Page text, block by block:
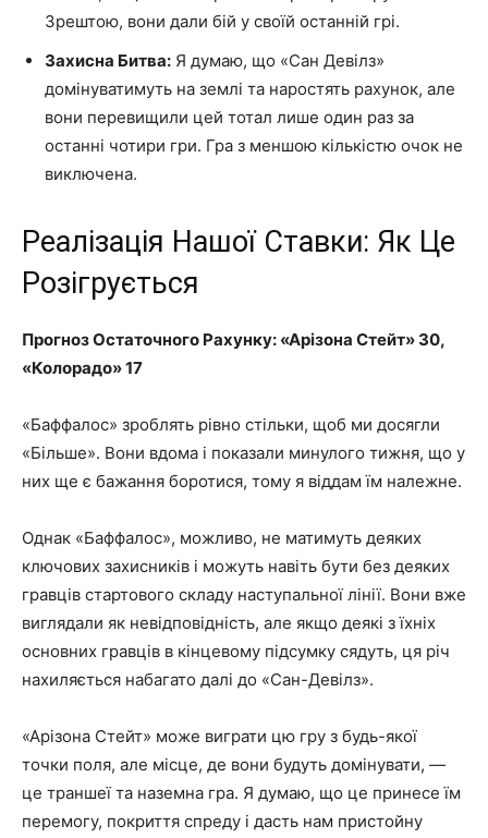
Зрештою, вони дали бій у своїй останній грі.
Захисна Битва: Я думаю, що «Сан Девілз»
домінуватимуть на землі та наростять рахунок, але
вони перевищили цей тотал лише один раз за
останні чотири гри. Гра з меншою кількістю очок не
виключена.
Реалізація Нашої Ставки: Як Це
Розігрується
Прогноз Остаточного Рахунку: «Арізона Стейт» 30,
«Колорадо» 17
«Баффалос» зроблять рівно стільки, щоб ми досягли
«Більше». Вони вдома і показали минулого тижня, що у
них ще є бажання боротися, тому я віддам їм належне.
Однак «Баффалос», можливо, не матимуть деяких
ключових захисників і можуть навіть бути без деяких
гравців стартового складу наступальної лінії. Вони вже
виглядали як невідповідність, але якщо деякі з їхніх
основних гравців в кінцевому підсумку сядуть, ця річ
нахиляється набагато далі до «Сан-Девілз».
«Арізона Стейт» може виграти цю гру з будь-якої
точки поля, але місце, де вони будуть домінувати, —
це траншеї та наземна гра. Я думаю, що це принесе їм
перемогу, покриття спреду і дасть нам пристойну